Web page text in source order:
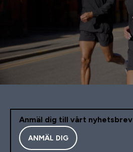
Anmäl dig till vårt nyhetsbrev
ANMÄL DIG